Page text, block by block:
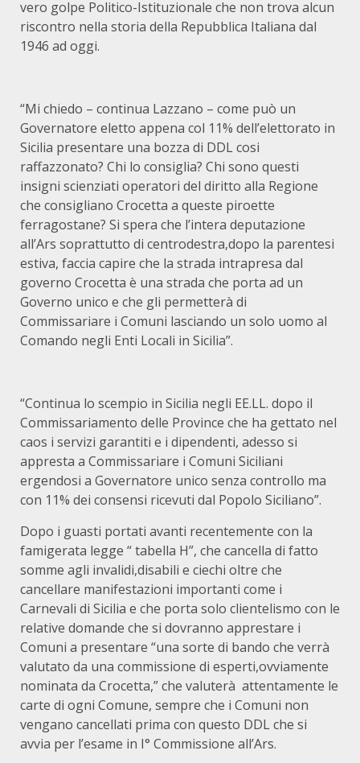
vero golpe Politico-Istituzionale che non trova alcun
riscontro nella storia della Repubblica Italiana dal
1946 ad oggi.
“Mi chiedo – continua Lazzano – come può un
Governatore eletto appena col 11% dell’elettorato in
Sicilia presentare una bozza di DDL cosi
raffazzonato? Chi lo consiglia? Chi sono questi
insigni scienziati operatori del diritto alla Regione
che consigliano Crocetta a queste piroette
ferragostane? Si spera che l’intera deputazione
all’Ars soprattutto di centrodestra,dopo la parentesi
estiva, faccia capire che la strada intrapresa dal
governo Crocetta è una strada che porta ad un
Governo unico e che gli permetterà di
Commissariare i Comuni lasciando un solo uomo al
Comando negli Enti Locali in Sicilia”.
“Continua lo scempio in Sicilia negli EE.LL. dopo il
Commissariamento delle Province che ha gettato nel
caos i servizi garantiti e i dipendenti, adesso si
appresta a Commissariare i Comuni Siciliani
ergendosi a Governatore unico senza controllo ma
con 11% dei consensi ricevuti dal Popolo Siciliano”.
Dopo i guasti portati avanti recentemente con la
famigerata legge “ tabella H”, che cancella di fatto
somme agli invalidi,disabili e ciechi oltre che
cancellare manifestazioni importanti come i
Carnevali di Sicilia e che porta solo clientelismo con le
relative domande che si dovranno apprestare i
Comuni a presentare “una sorte di bando che verrà
valutato da una commissione di esperti,ovviamente
nominata da Crocetta,” che valuterà attentamente le
carte di ogni Comune, sempre che i Comuni non
vengano cancellati prima con questo DDL che si
avvia per l’esame in I° Commissione all’Ars.